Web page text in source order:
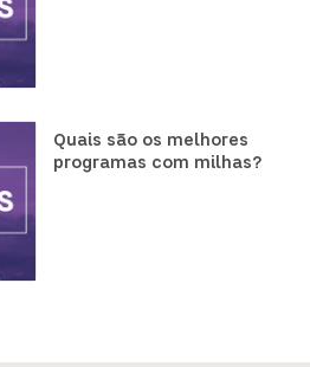
Quais são os melhores
programas com milhas?